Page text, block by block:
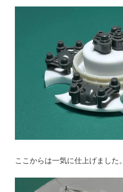
ここからは一気に仕上げました。